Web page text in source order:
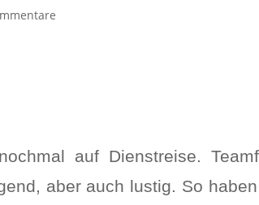
auf Dienstreise.
aber auch lustig. So